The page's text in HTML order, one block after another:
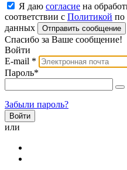
Я даю согласие на
соответствии с Политикой по
данных
Отправить сообщение
Спасибо за Ваше сообщение!
Войти
E-mail *
Пароль*
Забыли пароль?
или